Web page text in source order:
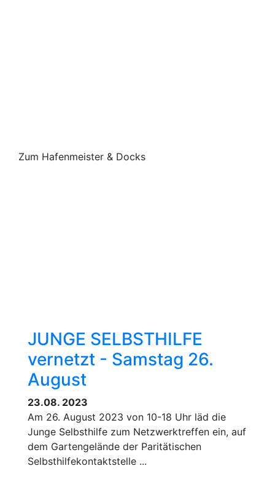
Zum Hafenmeister & Docks
JUNGE SELBSTHILFE
vernetzt - Samstag 26.
August
23.08. 2023
Am 26. August 2023 von 10-18 Uhr läd die
Junge Selbsthilfe zum Netzwerktreffen ein, auf
dem Gartengelände der Paritätischen
Selbsthilfekontaktstelle ...